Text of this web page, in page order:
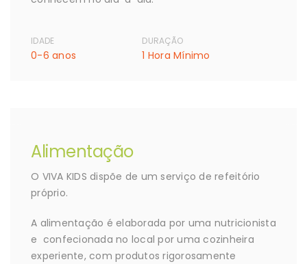
IDADE
0-6 anos
DURAÇÃO
1 Hora Mínimo
Alimentação
O VIVA KIDS dispõe de um serviço de refeitório
próprio.
A alimentação é elaborada por uma nutricionista
e confecionada no local por uma cozinheira
experiente, com produtos rigorosamente